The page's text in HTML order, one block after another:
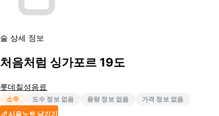
술 상세 정보
처음처럼 싱가포르 19도
롯데칠성음료
소주 도수 정보 없음 용량 정보 없음 가격 정보 없음
시음노트 남기기